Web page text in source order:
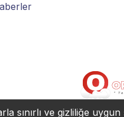
sınırlı ve gizliliğe